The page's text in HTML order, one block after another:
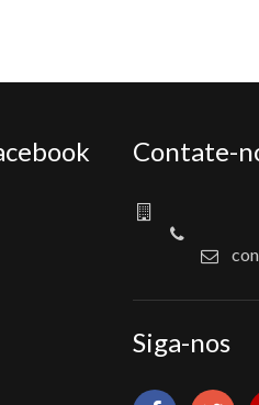
Contate-
Siga-nos